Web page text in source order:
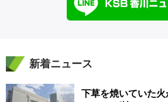
新着ニュース
下草を焼いていた